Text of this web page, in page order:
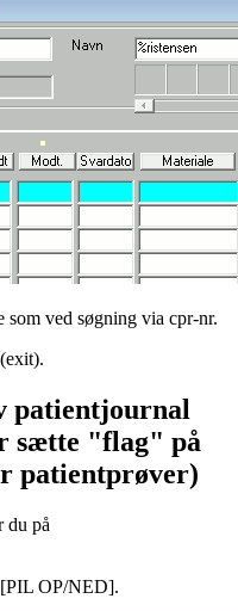
som ved søgning via cpr-nr.
patientjournal
sætte "flag" på
patientprøver)
du på
[PIL OP/NED].